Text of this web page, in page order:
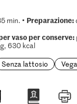
min. • Preparazione:
vaso per conserve:
630 kcal
Senza lattosio